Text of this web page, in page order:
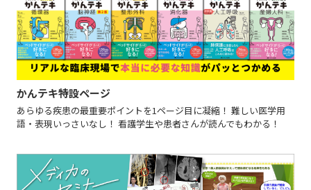
かんテキ特設ページ
あらゆる疾患の最重要ポイントを1ページ目に凝縮！ 難しい医学用
語・表現いっさいなし！ 看護学生や患者さんが読んでもわかる！